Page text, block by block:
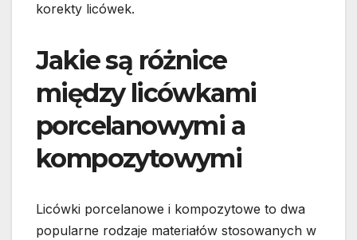
korekty licówek.
Jakie są różnice
między licówkami
porcelanowymi a
kompozytowymi
Licówki porcelanowe i kompozytowe to dwa
popularne rodzaje materiałów stosowanych w